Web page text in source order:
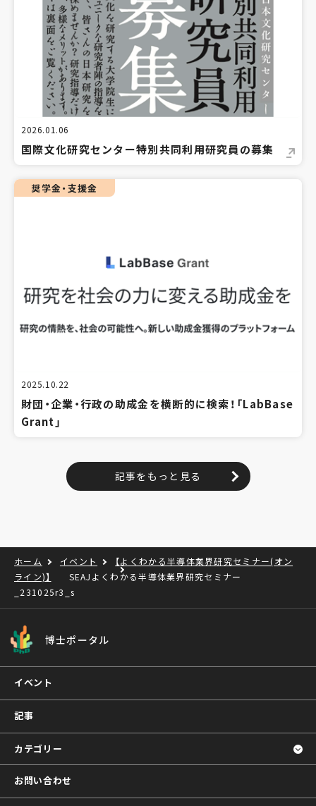
2026.01.06
国際文化研究センター特別共同利用研究員の募集
奨学金・支援金
2025.10.22
財団・企業・行政の助成金を横断的に検索！「LabBase
Grant」
記事をもっと見る
ホーム イベント
【よくわかる半導体業界研究セミナー(オン
ライン)】
SEAJよくわかる半導体業界研究セミナー
_231025r3_s
博士ポータル
イベント
記事
カテゴリー
お問い合わせ